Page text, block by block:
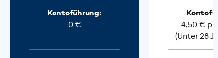
Kontoführung:
0 €
4,50 €
(Unter 28